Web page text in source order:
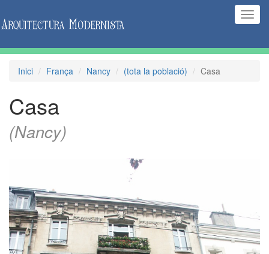
Inici França Nancy (tota la població) Casa
Casa
(Nancy)